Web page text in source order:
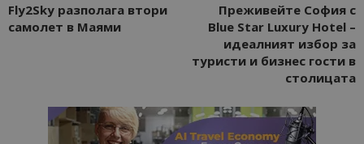
Fly2Sky разполага втори
самолет в Маями
Преживейте София с
Blue Star Luxury Hotel –
идеалният избор за
туристи и бизнес гости в
столицата